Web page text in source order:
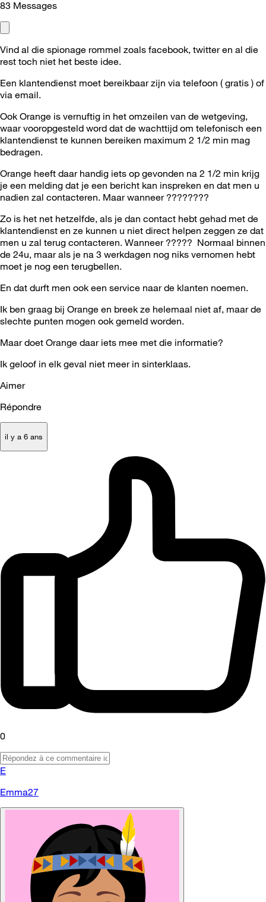
83 Messages
Vind al die spionage rommel zoals facebook, twitter en al die
rest toch niet het beste idee.
Een klantendienst moet bereikbaar zijn via telefoon ( gratis ) of
via email.
Ook Orange is vernuftig in het omzeilen van de wetgeving,
waar vooropgesteld word dat de wachttijd om telefonisch een
klantendienst te kunnen bereiken maximum 2 1/2 min mag
bedragen.
Orange heeft daar handig iets op gevonden na 2 1/2 min krijg
je een melding dat je een bericht kan inspreken en dat men u
nadien zal contacteren. Maar wanneer ????????
Zo is het net hetzelfde, als je dan contact hebt gehad met de
klantendienst en ze kunnen u niet direct helpen zeggen ze dat
men u zal terug contacteren. Wanneer ????? Normaal binnen
de 24u, maar als je na 3 werkdagen nog niks vernomen hebt
moet je nog een terugbellen.
En dat durft men ook een service naar de klanten noemen.
Ik ben graag bij Orange en breek ze helemaal niet af, maar de
slechte punten mogen ook gemeld worden.
Maar doet Orange daar iets mee met die informatie?
Ik geloof in elk geval niet meer in sinterklaas.
Aimer
Répondre
il y a 6 ans
0
E
Emma27